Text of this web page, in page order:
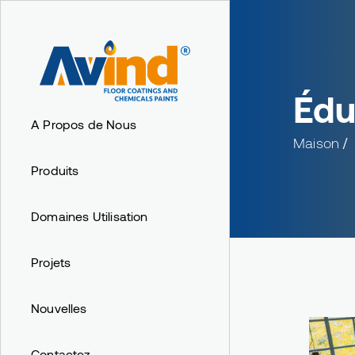
A Propos de Nous
Produits
Domaines Utilisation
Projets
Nouvelles
Maison